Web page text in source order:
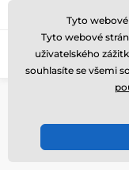
Zavolejte nám (Po-Pá 8-
Tyto
Tyto webové
uživatelského
souhlasíte se všemi